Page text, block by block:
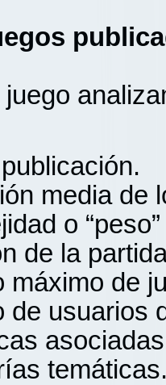
media de
o
de la
máximo de
de usuarios